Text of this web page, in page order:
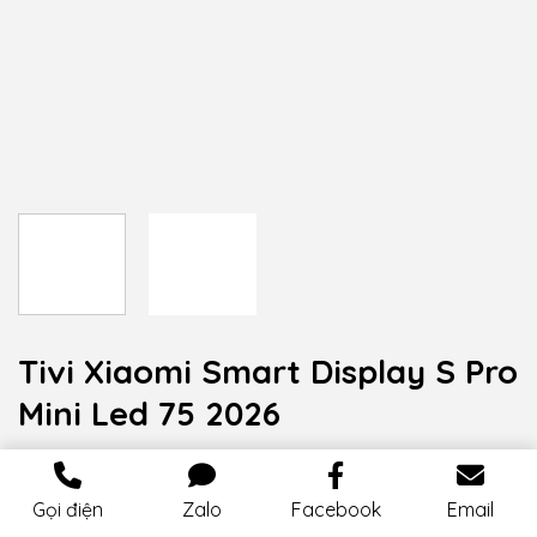
Tivi Xiaomi Smart Display S Pro
Mini Led 75 2026
31.990.000
Giá
gốc
24.990.000₫hiện
Gọi điện Zalo Facebook Email